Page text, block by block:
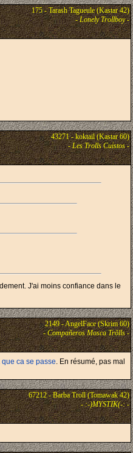
175 - Tarash Tagueule (Kastar 42)
-Lonely Trollboy-
43271 - koktail (Kastar 60)
-Les Trolls Cuistos-
J'ai moins confiance dans le
2149 - AngelFace (Skrim 60)
-Compañeros Mosca Trõlls-
ca se passe. En résumé, pas mal
67212 - Barba Troll (Tomawak 42)
-:-)MYSTIK(-:-